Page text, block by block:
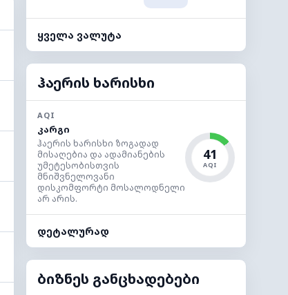
ყველა ვალუტა
ჰაერის ხარისხი
AQI
კარგი
ჰაერის ხარისხი ზოგადად
მისაღებია და ადამიანების
უმეტესობისთვის
მნიშვნელოვანი
დისკომფორტი მოსალოდნელი
არ არის.
41
AQI
დეტალურად
ბიზნეს განცხადებები